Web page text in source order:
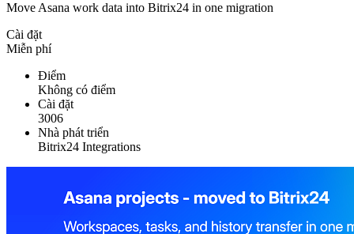
Move Asana work data into Bitrix24 in one migration
Cài đặt
Miễn phí
Điểm
Không có điểm
Cài đặt
3006
Nhà phát triển
Bitrix24 Integrations